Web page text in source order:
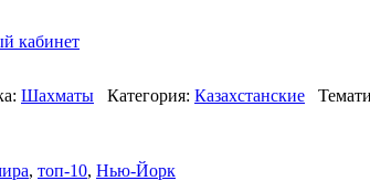
кабинет
Шахматы Категория: Казахстанские
, топ-10, Нью-Йорк